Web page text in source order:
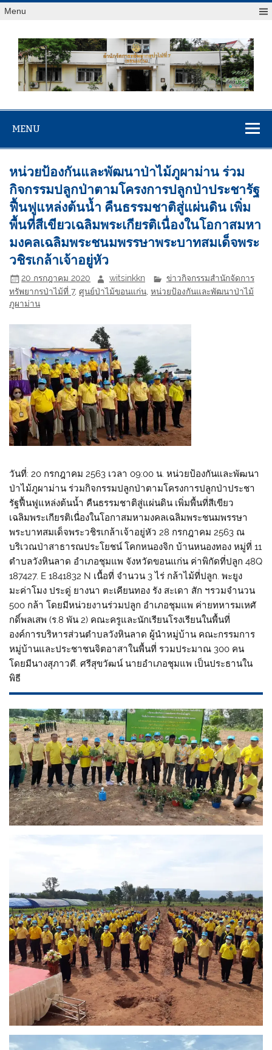
Menu
สจป.ที่ 7
(ขอนแก่น)
MENU
หน่วยป้องกันและพัฒนาป่าไม้ภูผาม่าน ร่วม
กิจกรรมปลูกป่าตามโครงการปลูกป่าประชารัฐ
ฟื้นฟูแหล่งต้นน้ำ คืนธรรมชาติสู่แผ่นดิน เพิ่ม
พื้นที่สีเขียวเฉลิมพระเกียรติเนื่องในโอกาสมหา
มงคลเฉลิมพระชนมพรรษาพระบาทสมเด็จพระ
วชิรเกล้าเจ้าอยู่หัว
20 กรกฎาคม 2020 witsinkkn
ข่าวกิจกรรมสำนักจัดการ
ทรัพยากรป่าไม้ที่ 7,ศูนย์ป่าไม้ขอนแก่น ,หน่วยป้องกันและพัฒนาป่าไม้
ภูผาม่าน
วันที่: 20 กรกฎาคม 2563 เวลา 09:00 น. หน่วยป้องกันและพัฒนา
ป่าไม้ภูผาม่าน ร่วมกิจกรรมปลูกป่าตามโครงการปลูกป่าประชา
รัฐฟื้นฟูแหล่งต้นน้ำ คืนธรรมชาติสู่แผ่นดิน เพิ่มพื้นที่สีเขียว
เฉลิมพระเกียรติเนื่องในโอกาสมหามงคลเฉลิมพระชนมพรรษา
พระบาทสมเด็จพระวชิรเกล้าเจ้าอยู่หัว 28 กรกฎาคม 2563 ณ
บริเวณป่าสาธารณประโยชน์ โคกหนองจิก บ้านหนองทอง หมู่ที่ 11
ตำบลวังหินลาด อำเภอชุมแพ จังหวัดขอนแก่น ค่าพิกัดที่ปลูก 48Q
187427. E 1841832 N เนื้อที่ จำนวน 3 ไร่ กล้าไม้ที่ปลูก. พะยูง
มะค่าโมง ประดู่ ยางนา ตะเคียนทอง รัง สะเดา สัก ฯรวมจำนวน
500 กล้า โดยมีหน่วยงานร่วมปลูก อำเภอชุมแพ ค่ายทหารมเหศั
กดิ์พลเสพ (ร.8 พัน 2) คณะครูและนักเรียนโรงเรียนในพื้นที่
องค์การบริหารส่วนตำบลวังหินลาด ผู้นำหมู่บ้าน คณะกรรมการ
หมู่บ้านและประชาชนจิตอาสาในพื้นที่ รวมประมาณ 300 คน
โดยมีนางสุภาวดี. ศรีสุขวัฒน์ นายอำเภอชุมแพ เป็นประธานใน
พิธี